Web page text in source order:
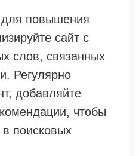
для повышения
сайт с
слов, связанных
Регулярно
добавляйте
чтобы
поисковых